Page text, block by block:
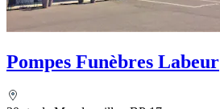
Pompes Funèbres Labeur